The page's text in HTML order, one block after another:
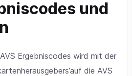
und
Ergebniscodes wird mit der
die AVS